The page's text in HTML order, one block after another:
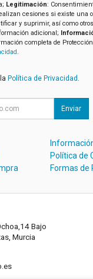
Legitimación:
cesiones si existe una
y suprimir, así como
adicional;
completa de
.
Política de Privacidad
Enviar
Política de
Formas de
Bajo
Murcia